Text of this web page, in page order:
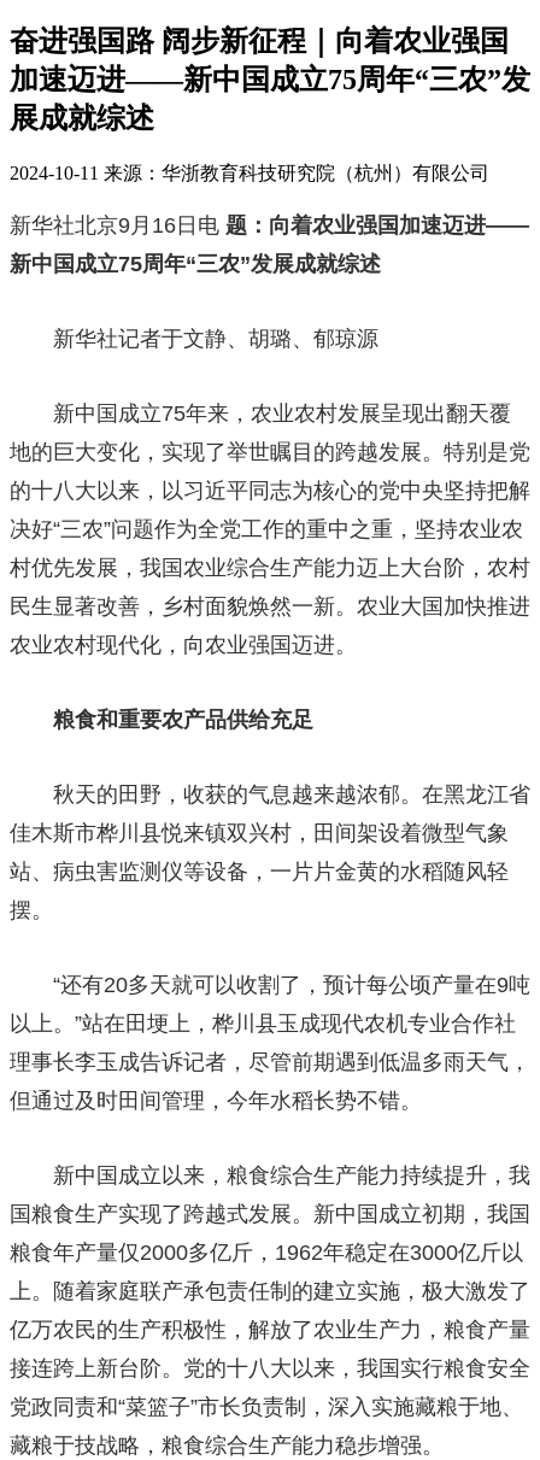
奋进强国路 阔步新征程｜向着农业强国
加速迈进——新中国成立75周年“三农”发
展成就综述
2024-10-11 来源：华浙教育科技研究院（杭州）有限公司
新华社北京9月16日电 题：向着农业强国加速迈进——
新中国成立75周年“三农”发展成就综述
新华社记者于文静、胡璐、郁琼源
新中国成立75年来，农业农村发展呈现出翻天覆
地的巨大变化，实现了举世瞩目的跨越发展。特别是党
的十八大以来，以习近平同志为核心的党中央坚持把解
决好“三农”问题作为全党工作的重中之重，坚持农业农
村优先发展，我国农业综合生产能力迈上大台阶，农村
民生显著改善，乡村面貌焕然一新。农业大国加快推进
农业农村现代化，向农业强国迈进。
粮食和重要农产品供给充足
秋天的田野，收获的气息越来越浓郁。在黑龙江省
佳木斯市桦川县悦来镇双兴村，田间架设着微型气象
站、病虫害监测仪等设备，一片片金黄的水稻随风轻
摆。
“还有20多天就可以收割了，预计每公顷产量在9吨
以上。”站在田埂上，桦川县玉成现代农机专业合作社
理事长李玉成告诉记者，尽管前期遇到低温多雨天气，
但通过及时田间管理，今年水稻长势不错。
新中国成立以来，粮食综合生产能力持续提升，我
国粮食生产实现了跨越式发展。新中国成立初期，我国
粮食年产量仅2000多亿斤，1962年稳定在3000亿斤以
上。随着家庭联产承包责任制的建立实施，极大激发了
亿万农民的生产积极性，解放了农业生产力，粮食产量
接连跨上新台阶。党的十八大以来，我国实行粮食安全
党政同责和“菜篮子”市长负责制，深入实施藏粮于地、
藏粮于技战略，粮食综合生产能力稳步增强。